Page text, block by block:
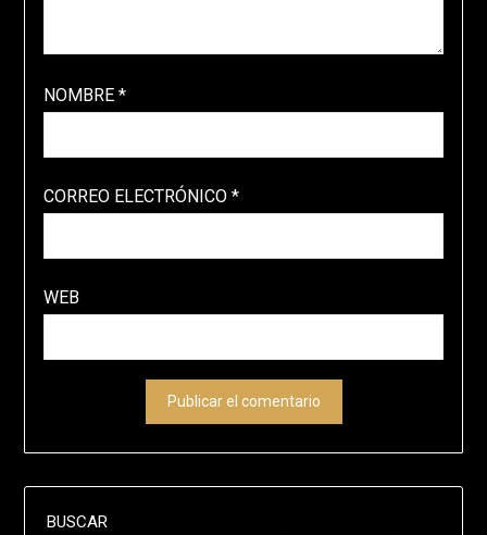
NOMBRE *
CORREO ELECTRÓNICO *
WEB
BUSCAR